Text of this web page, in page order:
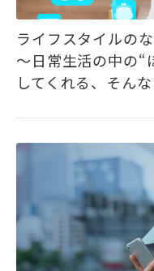
ライフスタイルの
～日常生活の中の“
してくれる、そん